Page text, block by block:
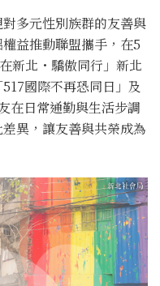
多元性別族群的友善與
益推動聯盟攜手，在5
新北・驕傲同行」新北
國際不再恐同日」及
在日常通勤與生活步調
異，讓友善與共榮成為